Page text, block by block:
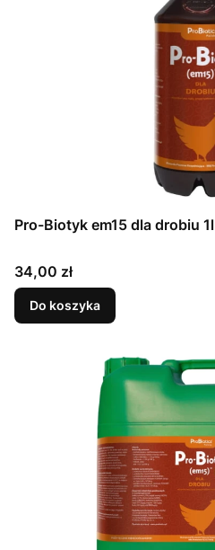
Pro-Biotyk em15 dla drobiu 1l
Cena
34,00 zł
Do koszyka